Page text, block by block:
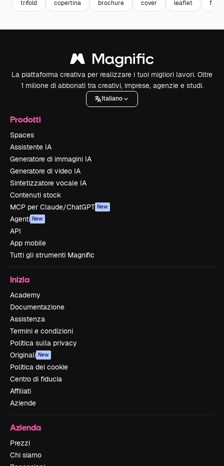
trifold copertina brochure cover leaflet flyer
La piattaforma creativa per realizzare i tuoi migliori lavori. Oltre
1 milione di abbonati tra creativi, imprese, agenzie e studi.
Italiano
Prodotti
Spaces
Assistente IA
Generatore di immagini IA
Generatore di video IA
Sintetizzatore vocale IA
Contenuti stock
MCP per Claude/ChatGPT New
Agenti New
API
App mobile
Tutti gli strumenti Magnific
Inizia
Academy
Documentazione
Assistenza
Termini e condizioni
Politica sulla privacy
Originali New
Politica dei cookie
Centro di fiducia
Affiliati
Aziende
Azienda
Prezzi
Chi siamo